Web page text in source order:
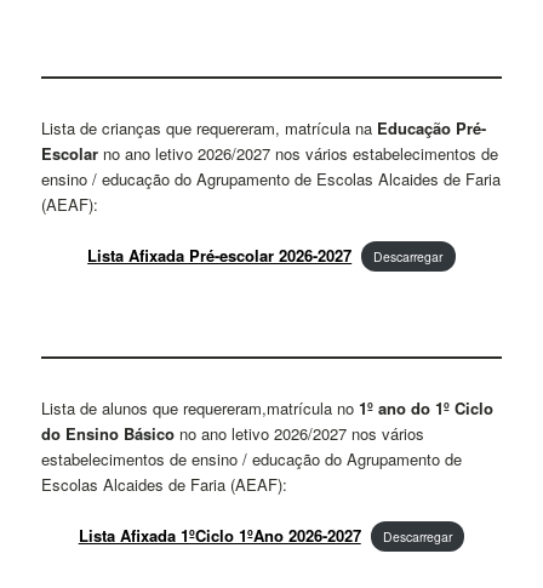
Lista de crianças que requereram, matrícula na Educação Pré-
Escolarno ano letivo 2026/2027 nos vários estabelecimentos de
ensino / educação do Agrupamento de Escolas Alcaides de Faria
(AEAF):
Lista Afixada Pré-escolar 2026-2027 Descarregar
Lista de alunos que requereram,matrícula no 1º ano do 1º Ciclo
do Ensino Básicono ano letivo 2026/2027 nos vários
estabelecimentos de ensino / educação do Agrupamento de
Escolas Alcaides de Faria (AEAF):
Lista Afixada 1ºCiclo 1ºAno 2026-2027 Descarregar